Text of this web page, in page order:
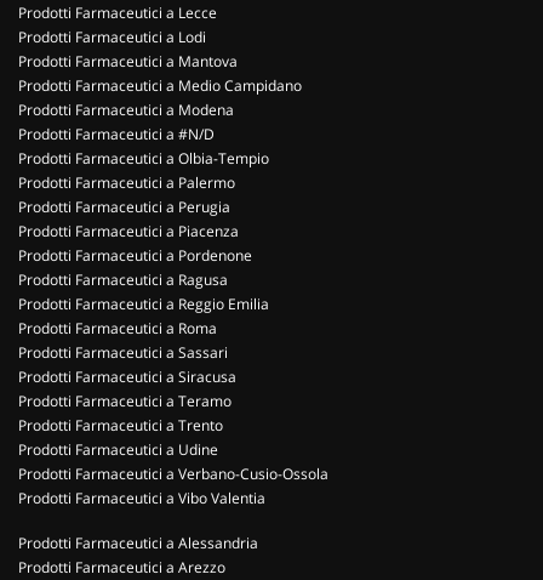
Prodotti Farmaceutici a Lecce
Prodotti Farmaceutici a Lodi
Prodotti Farmaceutici a Mantova
Prodotti Farmaceutici a Medio Campidano
Prodotti Farmaceutici a Modena
Prodotti Farmaceutici a #N/D
Prodotti Farmaceutici a Olbia-Tempio
Prodotti Farmaceutici a Palermo
Prodotti Farmaceutici a Perugia
Prodotti Farmaceutici a Piacenza
Prodotti Farmaceutici a Pordenone
Prodotti Farmaceutici a Ragusa
Prodotti Farmaceutici a Reggio Emilia
Prodotti Farmaceutici a Roma
Prodotti Farmaceutici a Sassari
Prodotti Farmaceutici a Siracusa
Prodotti Farmaceutici a Teramo
Prodotti Farmaceutici a Trento
Prodotti Farmaceutici a Udine
Prodotti Farmaceutici a Verbano-Cusio-Ossola
Prodotti Farmaceutici a Vibo Valentia
Prodotti Farmaceutici a Alessandria
Prodotti Farmaceutici a Arezzo